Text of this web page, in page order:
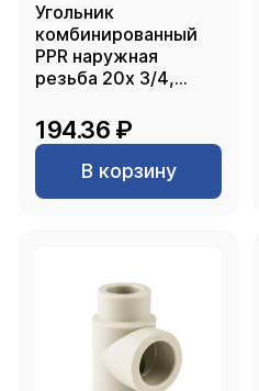
Угольник
комбинированный
PPR наружная
резьба 20х 3/4,
194.36 ₽
В корзину